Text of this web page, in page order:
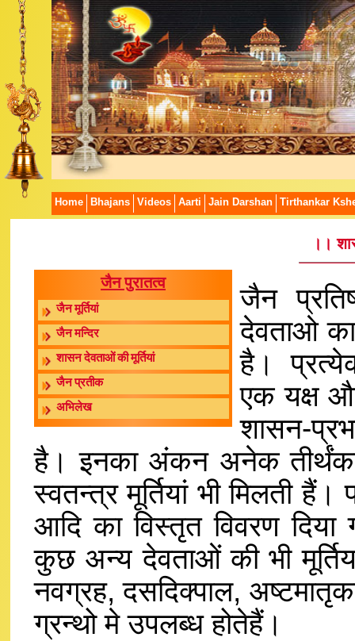
Home Bhajans Videos Aarti Jain Darshan Tirthankar
।।
जैन पुरातत्व
जैन मूर्तियां
जैन मन्दिर
शासन देवताओं की मूर्तियां
जैन प्रतीक
अभिलेख
जैन
देवताओ का
है।
एक यक्ष
शासन-
है। इनका अंकन अनेक
स्वतन्त्र मूर्तियां भी मिलती
आदि का विस्तृत विवरण
कुछ अन्य देवताओं की भी
नवग्रह, दसदिक्पाल,
ग्रन्थो मे उपलब्ध होतेहैं।